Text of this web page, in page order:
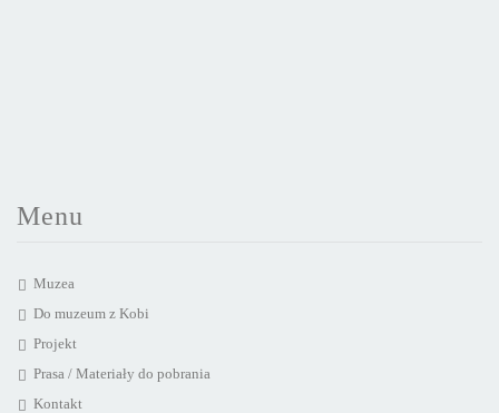
Menu
Muzea
Do muzeum z Kobi
Projekt
Prasa / Materiały do pobrania
Kontakt